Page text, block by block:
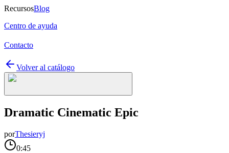
RecursosBlog
Centro de ayuda
Contacto
Volver al catálogo
Dramatic Cinematic Epic
porThesieryj
0:45